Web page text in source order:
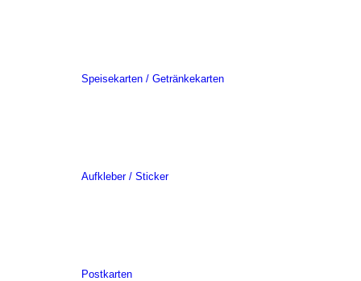
Speisekarten / Getränkekarten
Aufkleber / Sticker
Postkarten